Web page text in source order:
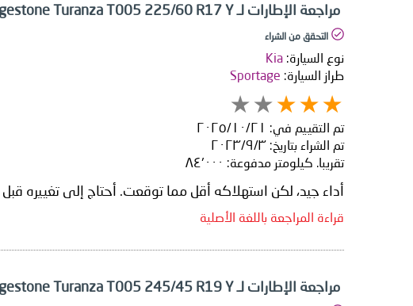
مراجعة الإطارات لـ Bridgestone Turanza T005 225/60 R17 Y
التحقق من الشراء
نوع السيارة: Kia
طراز السيارة: Sportage
تم التقييم في: ٢١‏/١٠‏/٢٠٢٥
تم الشراء بتاريخ: ٣‏/٩‏/٢٠٢٣
تقريبا. كيلومتر مدفوعة: ٨٤٬٠٠٠
أداء جيد، لكن استهلاكه أقل مما توقعت. أحتاج إلى تغييره
قراءة المراجعة باللغة الأصلية
مراجعة الإطارات لـ Bridgestone Turanza T005 245/45 R19 Y